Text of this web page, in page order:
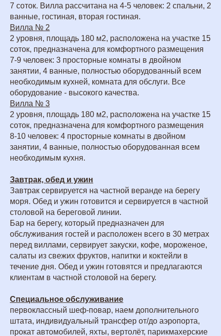
7 соток. Вилла рассчитана на 4-5 человек: 2 спальни, 2
ванные, гостиная, вторая гостиная.
Вилла № 2
2 уровня, площадь 180 м2, расположена на участке 15
соток, предназначена для комфортного размещения
7-9 человек: 3 просторные комнаты в двойном
занятии, 4 ванные, полностью оборудованный всем
необходимым кухней, комната для обслуги. Все
оборудование - высокого качества.
Вилла № 3
2 уровня, площадь 180 м2, расположена на участке 15
соток, предназначена для комфортного размещения
8-10 человек: 4 просторные комнаты в двойном
занятии, 4 ванные, полностью оборудованная всем
необходимым кухня.
Завтрак, обед и ужин
Завтрак сервируется на частной веранде на берегу
моря. Обед и ужин готовится и сервируется в частной
столовой на береговой линии.
Бар на берегу, который предназначен для
обслуживания гостей и расположен всего в 30 метрах
перед виллами, сервирует закуски, кофе, мороженое,
салаты из свежих фруктов, напитки и коктейли в
течение дня. Обед и ужин готовятся и предлагаются
клиентам в частной столовой на берегу.
Специальное обслуживание
первоклассный шеф-повар, наем дополнительного
штата, индивидуальный трансфер от/до аэропорта,
прокат автомобилей, яхты, вертолёт, парикмахерские